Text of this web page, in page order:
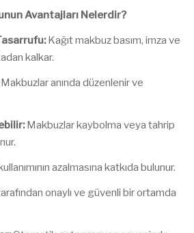
Avantajları Nelerdir?
Kağıt makbuz basım, imza ve
kalkar.
anında düzenlenir ve
Makbuzlar kaybolma veya tahrip
azalmasına katkıda bulunur.
onaylı ve güvenli bir ortamda